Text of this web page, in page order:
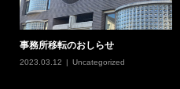
事務所移転のおしらせ
2023.03.12 Uncategorized